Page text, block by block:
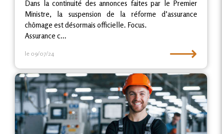
Dans la continuité des annonces faites par le Premier
Ministre, la suspension de la réforme d’assurance
chômage est désormais officielle. Focus.
Assurance c...
le 09/07/24 ⟶